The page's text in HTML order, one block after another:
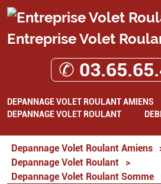
Entreprise Volet
✆
DEPANNAGE VOLET ROULANT AMIENS
DEPANNAGE VOLET ROULANT
Depannage Volet Roulant Amiens
Depannage Volet Roulant
>
Depannage Volet Roulant Somme